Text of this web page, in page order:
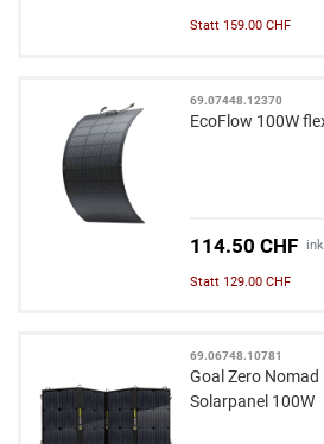
Statt 159.00 CHF
69.07448.12370
EcoFlow 100W
114.50 CHF
Statt 129.00 CHF
69.06748.10781
Goal Zero
Solarpanel 100W